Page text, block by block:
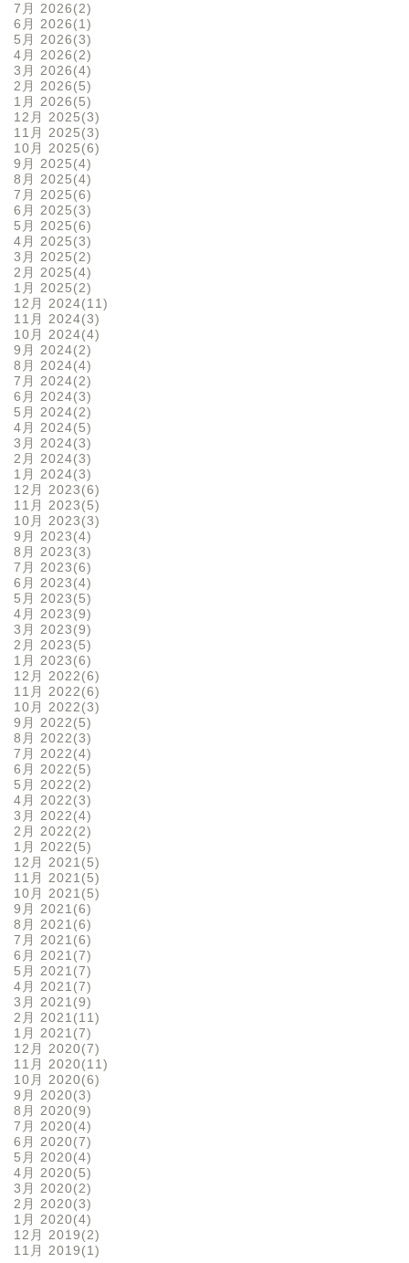
7月 2026 2
6月 2026 1
5月 2026 3
4月 2026 2
3月 2026 4
2月 2026 5
1月 2026 5
12月 2025 3
11月 2025 3
10月 2025 6
9月 2025 4
8月 2025 4
7月 2025 6
6月 2025 3
5月 2025 6
4月 2025 3
3月 2025 2
2月 2025 4
1月 2025 2
12月 2024 11
11月 2024 3
10月 2024 4
9月 2024 2
8月 2024 4
7月 2024 2
6月 2024 3
5月 2024 2
4月 2024 5
3月 2024 3
2月 2024 3
1月 2024 3
12月 2023 6
11月 2023 5
10月 2023 3
9月 2023 4
8月 2023 3
7月 2023 6
6月 2023 4
5月 2023 5
4月 2023 9
3月 2023 9
2月 2023 5
1月 2023 6
12月 2022 6
11月 2022 6
10月 2022 3
9月 2022 5
8月 2022 3
7月 2022 4
6月 2022 5
5月 2022 2
4月 2022 3
3月 2022 4
2月 2022 2
1月 2022 5
12月 2021 5
11月 2021 5
10月 2021 5
9月 2021 6
8月 2021 6
7月 2021 6
6月 2021 7
5月 2021 7
4月 2021 7
3月 2021 9
2月 2021 11
1月 2021 7
12月 2020 7
11月 2020 11
10月 2020 6
9月 2020 3
8月 2020 9
7月 2020 4
6月 2020 7
5月 2020 4
4月 2020 5
3月 2020 2
2月 2020 3
1月 2020 4
12月 2019 2
11月 2019 1